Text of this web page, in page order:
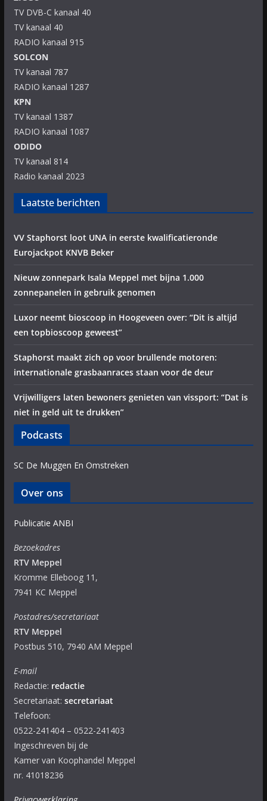
TV DVB-C kanaal 40
TV kanaal 40
RADIO kanaal 915
SOLCON
TV kanaal 787
RADIO kanaal 1287
KPN
TV kanaal 1387
RADIO kanaal 1087
ODIDO
TV kanaal 814
Radio kanaal 2023
Laatste berichten
VV Staphorst loot UNA in eerste kwalificatieronde
Eurojackpot KNVB Beker
Nieuw zonnepark Isala Meppel met bijna 1.000
zonnepanelen in gebruik genomen
Luxor neemt bioscoop in Hoogeveen over: “Dit is altijd
een topbioscoop geweest”
Staphorst maakt zich op voor brullende motoren:
internationale grasbaanraces staan voor de deur
Vrijwilligers laten bewoners genieten van vissport: “Dat is
niet in geld uit te drukken”
Podcasts
SC De Muggen En Omstreken
Over ons
Publicatie ANBI
Bezoekadres
RTV Meppel
Kromme Elleboog 11,
7941 KC Meppel
Postadres/secretariaat
RTV Meppel
Postbus 510, 7940 AM Meppel
E-mail
Redactie: redactie
Secretariaat: secretariaat
Telefoon:
0522-241404 – 0522-241403
Ingeschreven bij de
Kamer van Koophandel Meppel
nr. 41018236